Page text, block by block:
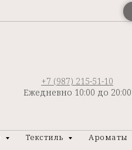
+7 (987) 215-51-10
Ежедневно 10:00 до 20:00
Текстиль Ароматы